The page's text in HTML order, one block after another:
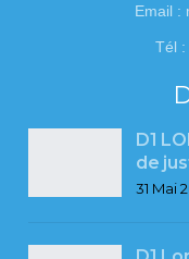
Email :
Tél :
D1
de
31 Mai